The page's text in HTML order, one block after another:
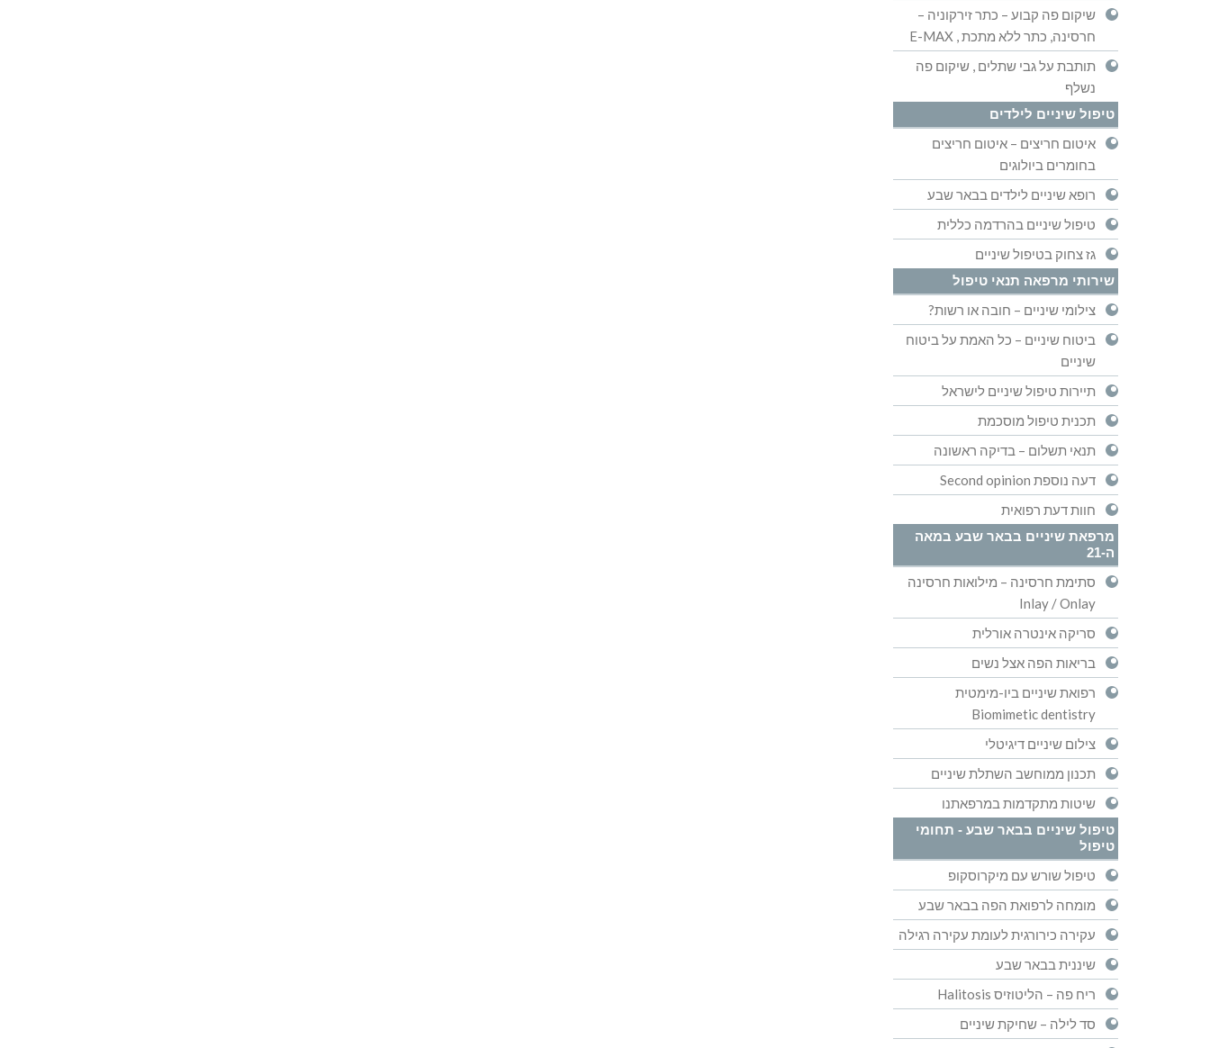
שיקום פה קבוע – כתר זירקוניה –
חרסינה, כתר ללא מתכת , E-MAX
תותבת על גבי שתלים , שיקום פה
נשלף
טיפול שיניים לילדים
איטום חריצים – איטום חריצים
בחומרים ביולוגים
רופא שיניים לילדים בבאר שבע
טיפול שיניים בהרדמה כללית
גז צחוק בטיפול שיניים
שירותי מרפאה תנאי טיפול
צילומי שיניים – חובה או רשות?
ביטוח שיניים – כל האמת על ביטוח
שיניים
תיירות טיפול שיניים לישראל
תכנית טיפול מוסכמת
תנאי תשלום – בדיקה ראשונה
דעה נוספת Second opinion
חוות דעת רפואית
מרפאת שיניים בבאר שבע במאה
ה-21
סתימת חרסינה – מילואות חרסינה
Inlay / Onlay
סריקה אינטרה אורלית
בריאות הפה אצל נשים
רפואת שיניים ביו-מימטית
Biomimetic dentistry
צילום שיניים דיגיטלי
תכנון ממוחשב השתלת שיניים
שיטות מתקדמות במרפאתנו
טיפול שיניים בבאר שבע - תחומי
טיפול
טיפול שורש עם מיקרוסקופ
מומחה לרפואת הפה בבאר שבע
עקירה כירורגית לעומת עקירה רגילה
שיננית בבאר שבע
ריח פה – הליטוזיס Halitosis
סד לילה – שחיקת שיניים